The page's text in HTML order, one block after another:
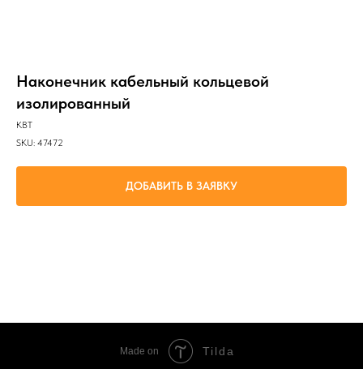
Наконечник кабельный кольцевой
изолированный
КВТ
SKU: 47472
ДОБАВИТЬ В ЗАЯВКУ
Made on Tilda